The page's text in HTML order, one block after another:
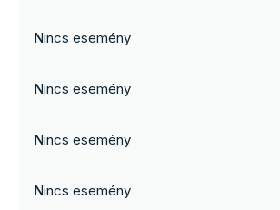
Nincs esemény
Nincs esemény
Nincs esemény
Nincs esemény